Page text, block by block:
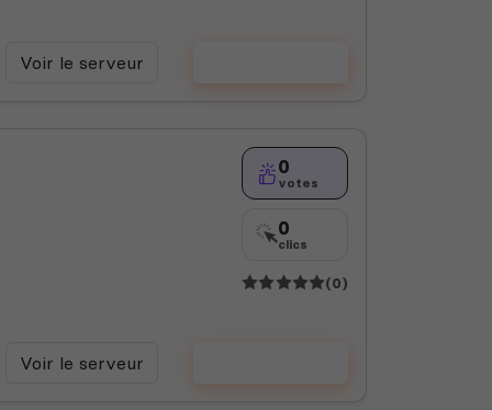
Voir le serveur
0
votes
0
clics
(0)
Voir le serveur